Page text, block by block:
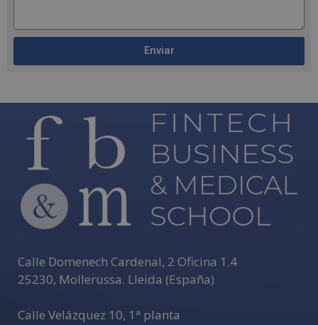
Enviar
Calle Domenech Cardenal, 2 Oficina 1.4
25230, Mollerussa. Lleida (España)
Calle Velázquez 10, 1ª planta